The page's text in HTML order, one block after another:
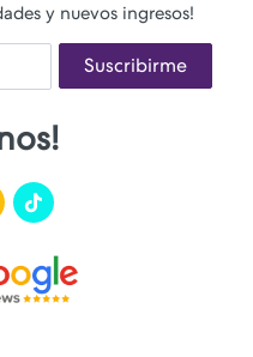
y nuevos ingresos!
Suscribirme